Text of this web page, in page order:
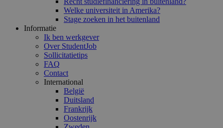
Welke universiteit in Amerika?
Stage zoeken in het buitenland
Informatie
Ik ben werkgever
Over StudentJob
Sollicitatietips
FAQ
Contact
International
België
Duitsland
Frankrijk
Oostenrijk